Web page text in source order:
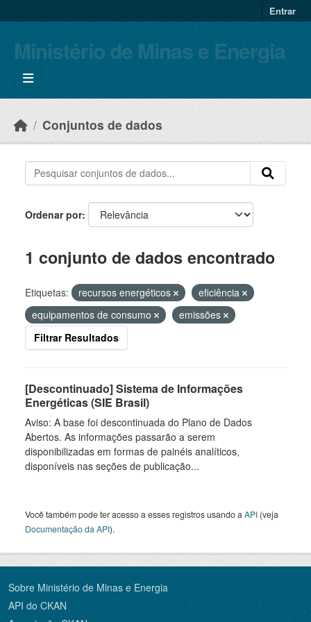
Entrar
Ministério de Minas e Energia
Conjuntos de dados
Ordenar por
1 conjunto de dados encontrado
Etiquetas: recursos energéticos
eficiência
equipamentos de consumo
emissões
Filtrar Resultados
[Descontinuado] Sistema de Informações
Energéticas (SIE Brasil)
Aviso: A base foi descontinuada do Plano de Dados
Abertos. As informações passarão a serem
disponibilizadas em formas de painéis analíticos,
disponíveis nas seções de publicação...
Você também pode ter acesso a esses registros usando a API (veja
Documentação da API).
Sobre Ministério de Minas e Energia
API do CKAN